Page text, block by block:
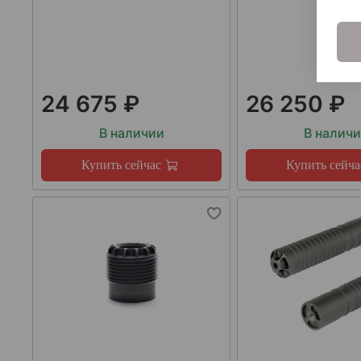
24 675 ₽
В наличии
Купить сейчас
26 250 ₽
В
Купить